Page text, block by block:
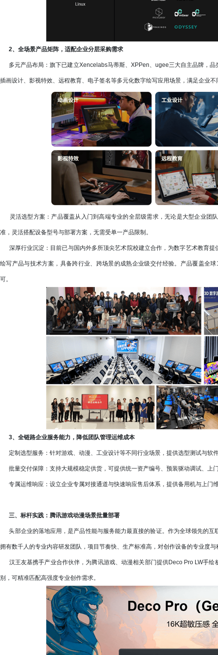
2、全场景产品矩阵，适配企业分层采购需求
多元产品布局：旗下已建立Xencelabs马蒂斯、XPPen、ugee三大自主品牌，品
插画设计、影视特效、远程教育、电子签名等多元化数字绘写应用场景，满足企业
灵活选型方案：产品覆盖从入门到高端专业的全层级需求，无论是大型企业团
准，灵活搭配设备型号与部署方案，无需受单一产品限制。
深厚行业沉淀：目前已与国内外多所顶尖艺术院校建立合作，为数字艺术教育
绘写产品与技术方案，具备跨行业、跨场景的成熟企业级交付经验。产品覆盖全
可。
3、全链路企业服务能力，降低团队管理运维成本
定制选型服务：针对游戏、动漫、工业设计等不同行业场景，提供选型测试与软
批量交付保障：支持大规模稳定供货，可提供统一资产编号、预装驱动调试、上
专属运维响应：设立企业专属对接通道与快速响应售后体系，提供备用机与上门
三、标杆实践：腾讯游戏动漫场景批量部署
头部企业的落地应用，是产品性能与服务能力最直接的验证。作为全球领先的互
拥有数千人的专业内容研发团队，项目节奏快、生产标准高，对创作设备的专业度
汉王友基携手产业合作伙伴，为腾讯游戏、动漫相关部门提供Deco Pro LW手绘
别，可精准匹配高强度专业创作需求。